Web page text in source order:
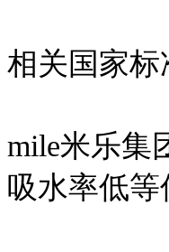
相关国家标
mile米乐集
吸水率低等